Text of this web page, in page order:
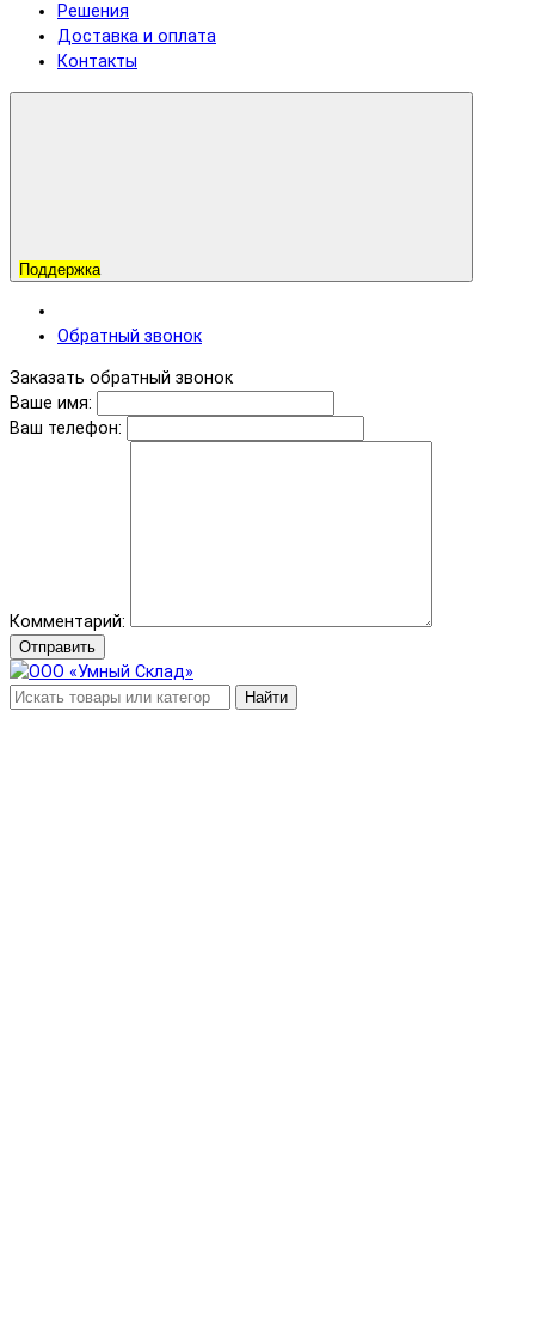
Решения
Доставка и оплата
Контакты
Поддержка
Обратный звонок
Заказать обратный звонок
Ваше имя:
Ваш телефон:
Комментарий:
Отправить
Найти